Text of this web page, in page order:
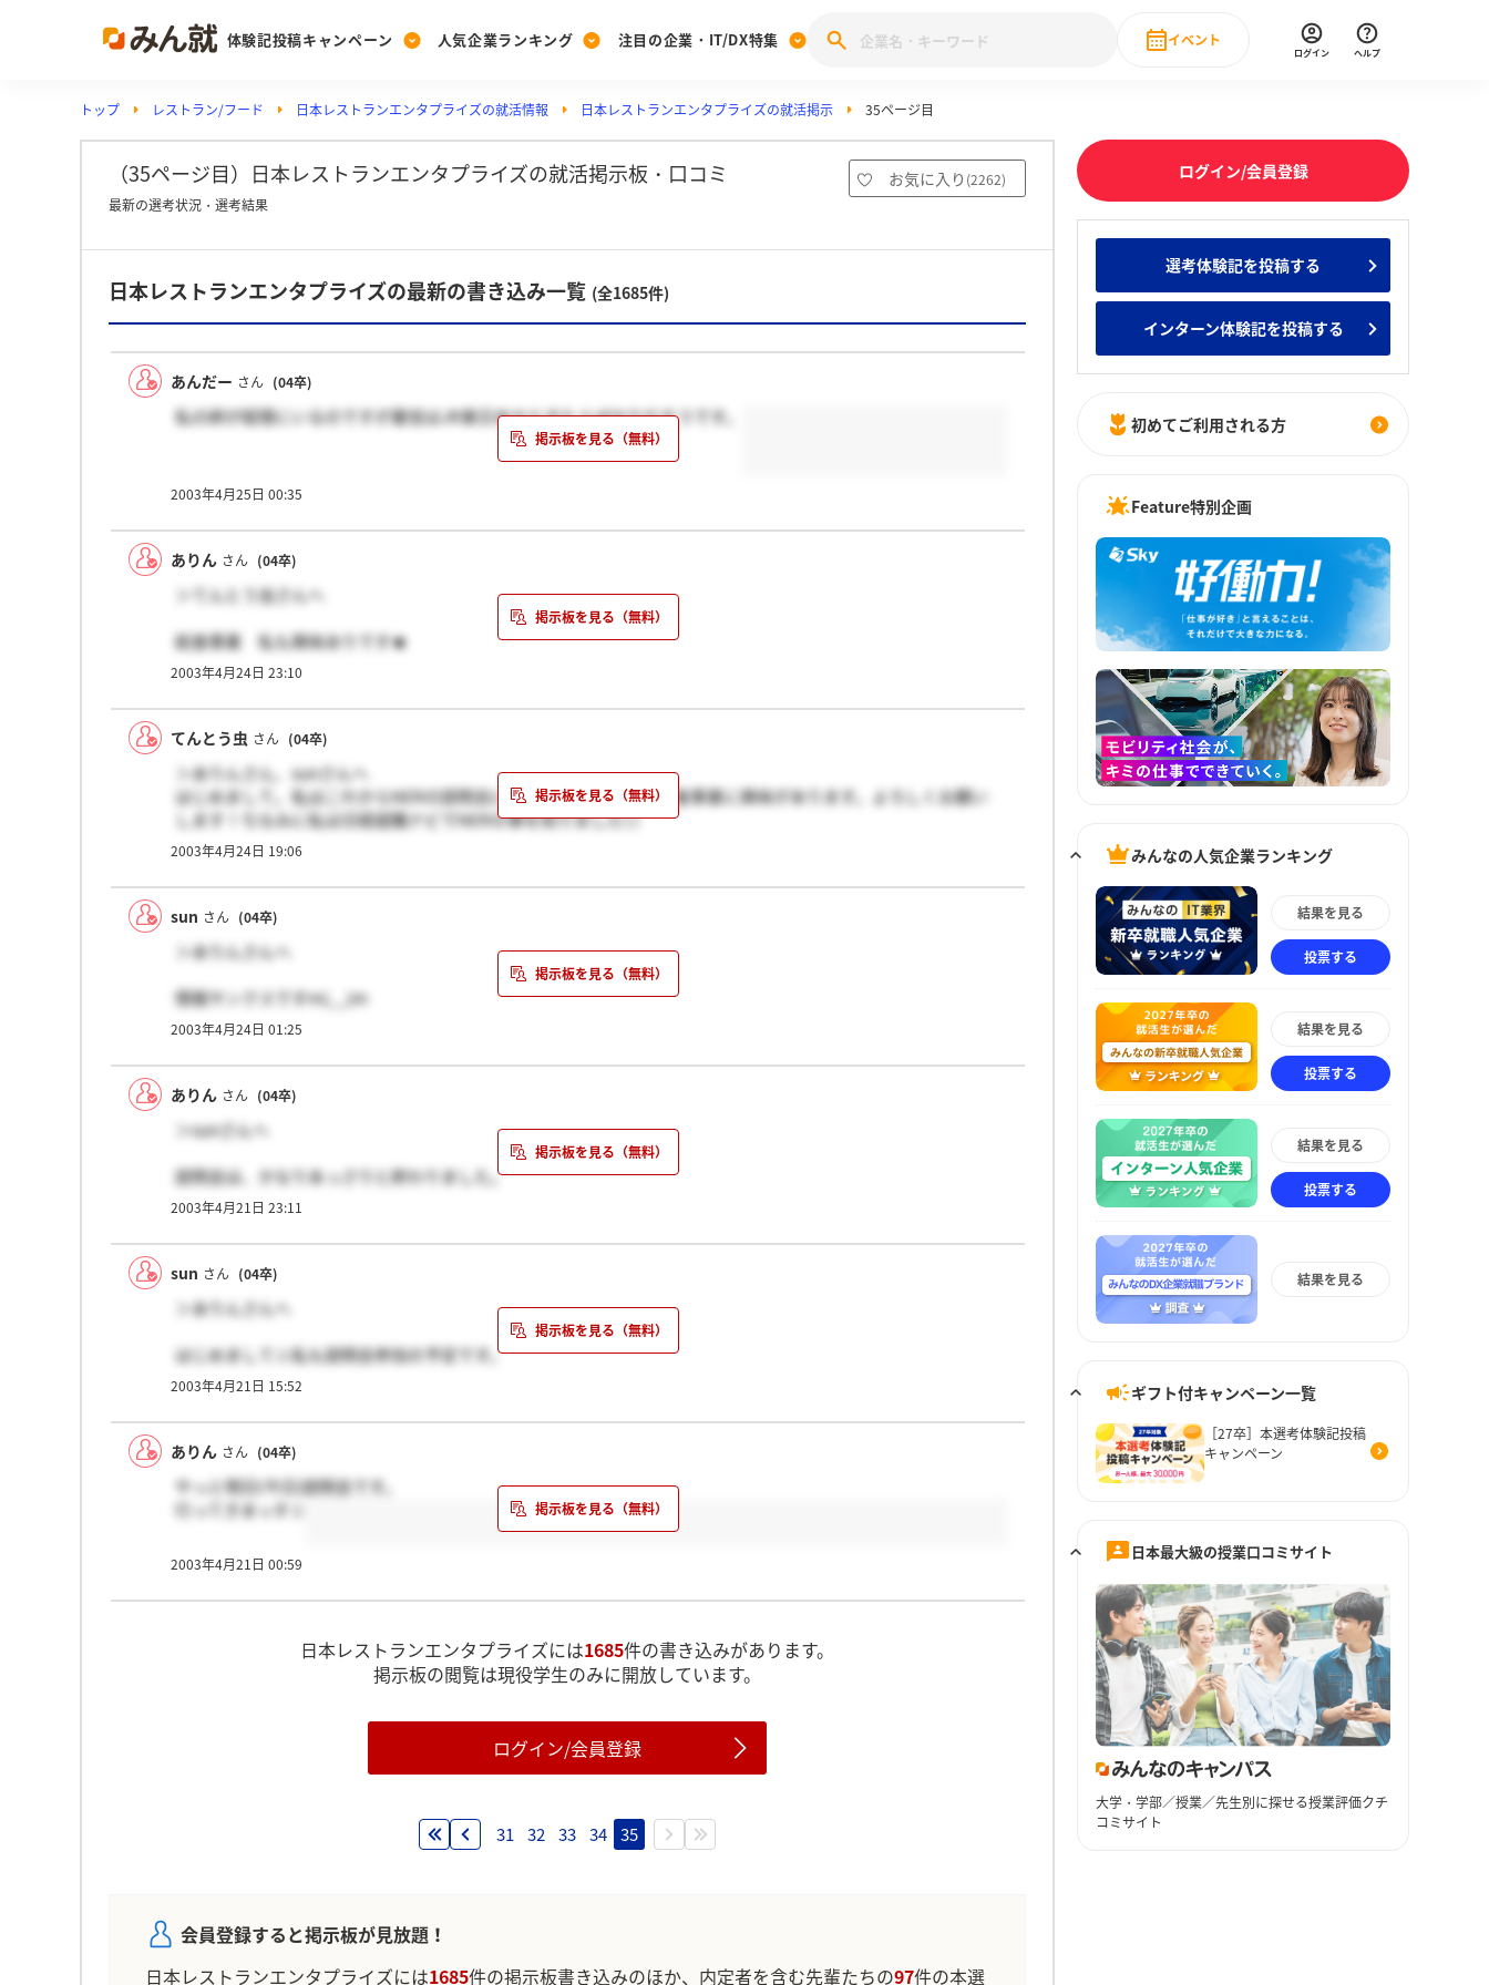
体験記投稿キャンペーン
Post
投稿する
[27卒] 本選考体験記投稿キャンペーン
人気企業ランキング
Ranking
ランキングを見る
みんなのDX企業就職ブランド調査
Vote
投票する
みんなの新卒就職人気企業ランキング みんなのインターン人気企業ランキ
注目の企業・IT/DX特集
PickUp
注目の企業特集
28卒 IT・DX現場社員インタビュー
動画で知ろう！業界・企業研究
イベント
直近のイベント一覧
ログイン ヘルプ
トップ レストラン/フード 日本レストランエンタプライズの就活情報 日本レストランエンタプライズの就活掲示 35ページ目
（35ページ目）日本レストランエンタプライズの就活掲示板・口コミ お気に入り (2262)
最新の選考状況・選考結果
日本レストランエンタプライズの最新の書き込み一覧 (全1685件)
あんだー さん (04卒)
私の姉が経理にいるのですが重役はJR東日本からきた人ばかりだそうです。
2003年4月25日 00:35
ありん さん (04卒)
＞てんとう虫さんへ
給食事業 私も興味ありです★
事業領域広いですし、JRグループというのも出店面でかなりの強みですよね!そっか～日経ナビにでてたのか
説明会は、何も持っていかなくて大丈夫ですよ(^-^)
エントリーシートとかも別にないです。
!!!早くウェブエントリーしなきゃだわ～
2003年4月24日 23:10
てんとう虫 さん (04卒)
＞ありんさん、sunさんへ
はじめまして。私はこれからNERの説明会に参加するのですが、給食事業に興味があります。よろしくお願い
します！ちなみに私は日経就職ナビでNERの事を知りました◎
2003年4月24日 19:06
sun さん (04卒)
＞ありんさんへ
情報サンクスですm(__)m
リクナビ等の情報サイトに掲載していない企業だったと思うのですが、結構説明会参加者いるみたいですね。
大手の外食チェーンと違い、結構「穴」だと思っていましたがそうでもないみたいですね。
2003年4月24日 01:25
ありん さん (04卒)
＞sunさんへ
説明会は、かなりあっさりと終わりました。
2時間のところ1時間半で終了でした。その後個人質問の時間になっていましたが、学生がたくさんいたので、
研修などの話が聞けなかったのが少々残念です。
2003年4月21日 23:11
sun さん (04卒)
＞ありんさんへ
はじめまして☆私も説明会参加の予定です。
JR東日本系列の外食企業の中でも、一番歴史もあり事業も幅広く魅力的だと思いますが、説明会どうでした
2003年4月21日 15:52
ありん さん (04卒)
やっと明日(今日)説明会です。
行ってきまっす☆
2003年4月21日 00:59
日本レストランエンタプライズには1685件の書き込みがあります。
掲示板の閲覧は現役学生のみに開放しています。
ログイン/会員登録
31 32 33 34 35
会員登録すると掲示板が見放題！
日本レストランエンタプライズには1685件の掲示板書き込みのほか、内定者を含む先輩たちの97件の本選
ログイン/会員登録
選考体験記を投稿する
インターン体験記を投稿する
初めてご利用される方
Feature特別企画
みんなの人気企業ランキング
結果を見る
投票する
結果を見る
投票する
結果を見る
投票する
結果を見る
ギフト付キャンペーン一覧
［27卒］本選考体験記投稿
キャンペーン
日本最大級の授業口コミサイト
大学・学部／授業／先生別に探せる授業評価クチ
コミサイト